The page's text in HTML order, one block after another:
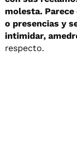
molesta.
o presencias y
intimidar,
respecto.